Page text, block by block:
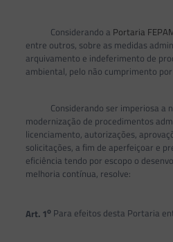
Considerando a Portaria
entre outros, sobre as medidas
arquivamento e indeferimento de
ambiental, pelo não cumprimento
Considerando ser imperiosa a
modernização de procedimentos
licenciamento, autorizações,
solicitações, a fim de aperfeiçoar e
eficiência tendo por escopo o
melhoria contínua, resolve:
Art. 1o Para efeitos desta Portaria